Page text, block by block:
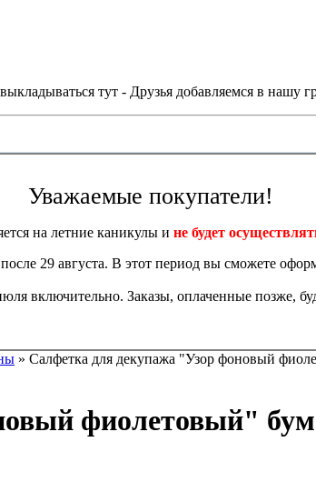
тут - Друзья добавляемся в нашу
Уважаемые покупатели!
на летние каникулы и не будет
29 августа. В этот период вы сможете
включительно. Заказы, оплаченные позже,
» Салфетка для декупажа "Узор фоновый
фиолетовый"